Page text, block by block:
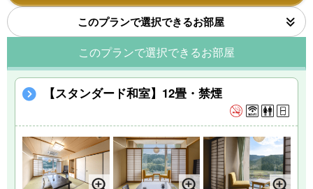
このプランで選択できるお部屋
このプランで選択できるお部屋
【スタンダード和室】12畳・禁煙